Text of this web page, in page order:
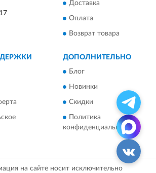
Доставка
Оплата
Возврат товара
ДОПОЛНИТЕЛЬНО
Блог
Новинки
Скидки
Политика
конфиденциальности
на сайте носит исключительно